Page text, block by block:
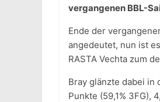
vergangenen BBL-
Ende der
angedeutet, nun ist
RASTA Vechta zum
Bray glänzte dabei
Punkte (59,1% 3FG),